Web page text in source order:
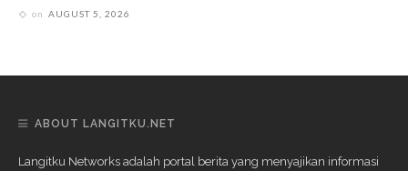
on AUGUST 5, 2026
ABOUT LANGITKU.NET
Langitku Networks adalah portal berita yang menyajikan informasi